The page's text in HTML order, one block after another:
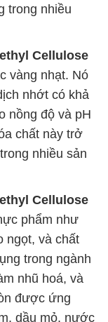
trong nhiều
Cellulose
vàng nhạt. Nó
nhớt có khả
nồng độ và pH
chất này trở
nhiều sản
Cellulose
phẩm như
ngọt, và chất
trong ngành
nhũ hoá, và
được ứng
dầu mỏ, nước